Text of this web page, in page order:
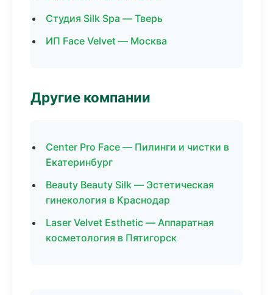
Студия Silk Spa — Тверь
ИП Face Velvet — Москва
Другие компании
Center Pro Face — Пилинги и чистки в
Екатеринбург
Beauty Beauty Silk — Эстетическая
гинекология в Краснодар
Laser Velvet Esthetic — Аппаратная
косметология в Пятигорск